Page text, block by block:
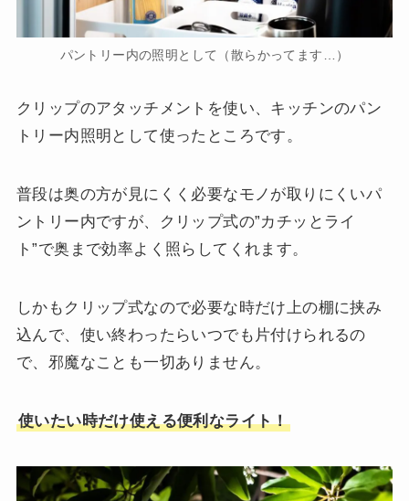
パントリー内の照明として（散らかってます…）
クリップのアタッチメントを使い、キッチンのパン
トリー内照明として使ったところです。
普段は奥の方が見にくく必要なモノが取りにくいパ
ントリー内ですが、クリップ式の”カチッとライ
ト”で奥まで効率よく照らしてくれます。
しかもクリップ式なので必要な時だけ上の棚に挟み
込んで、使い終わったらいつでも片付けられるの
で、邪魔なことも一切ありません。
使いたい時だけ使える便利なライト！